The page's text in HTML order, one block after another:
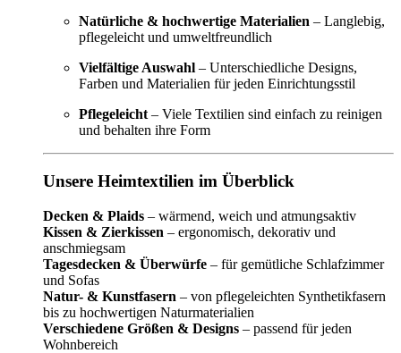
Natürliche & hochwertige Materialien – Langlebig,
pflegeleicht und umweltfreundlich
Vielfältige Auswahl – Unterschiedliche Designs,
Farben und Materialien für jeden Einrichtungsstil
Pflegeleicht – Viele Textilien sind einfach zu reinigen
und behalten ihre Form
Unsere Heimtextilien im Überblick
Decken & Plaids – wärmend, weich und atmungsaktiv
Kissen & Zierkissen – ergonomisch, dekorativ und
anschmiegsam
Tagesdecken & Überwürfe – für gemütliche Schlafzimmer
und Sofas
Natur- & Kunstfasern – von pflegeleichten Synthetikfasern
bis zu hochwertigen Naturmaterialien
Verschiedene Größen & Designs – passend für jeden
Wohnbereich